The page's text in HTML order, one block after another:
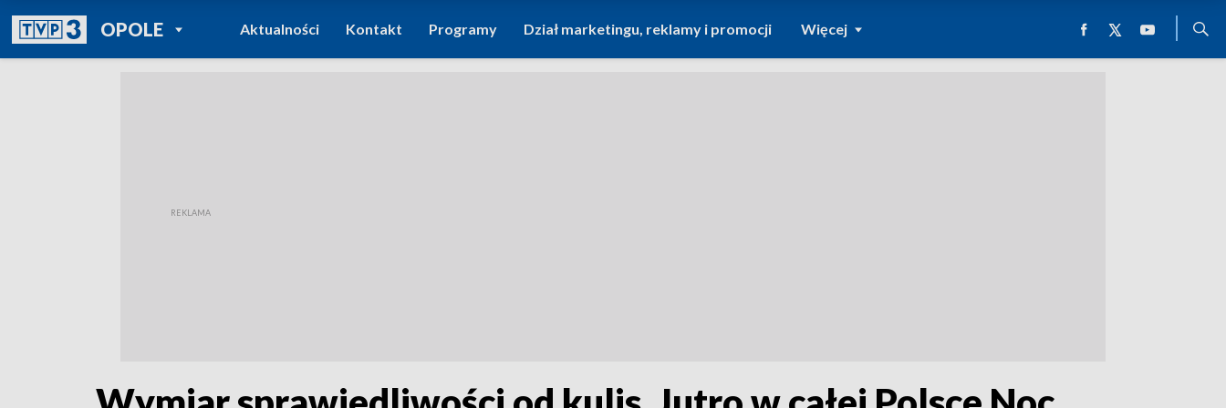
OPOLEPOWRÓT DO
TVP REGIONY
Aktualności Kontakt Programy Dział marketingu, reklamy i promocji Więcej